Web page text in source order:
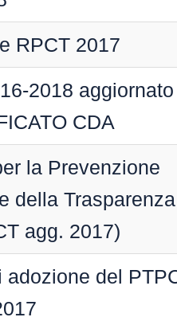
RPCT 2017
2018 aggiornato
CDA
la Prevenzione
della Trasparenza
agg. 2017)
adozione del